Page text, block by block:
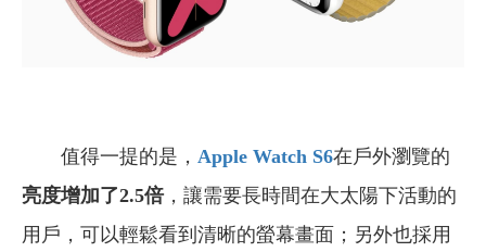
值得一提的是， Apple Watch S6在戶外瀏覽的
亮度增加了2.5倍，讓需要長時間在大太陽下活動的
用戶，可以輕鬆看到清晰的螢幕畫面；另外也採用